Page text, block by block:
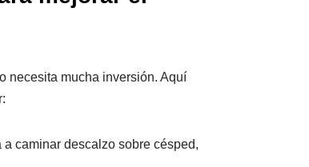
necesita mucha inversión. Aquí
caminar descalzo sobre césped,